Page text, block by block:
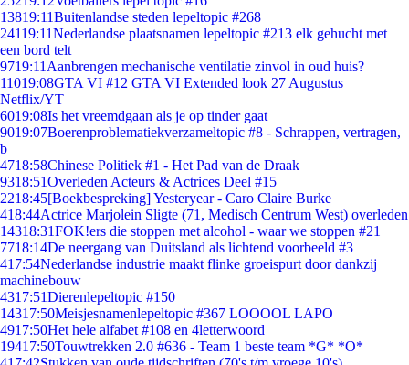
13819:11Buitenlandse steden lepeltopic #268
24119:11Nederlandse plaatsnamen lepeltopic #213 elk gehucht met
een bord telt
9719:11 Aanbrengen mechanische ventilatie zinvol in oud huis?
11019:08GTA VI #12 GTA VI Extended look 27 Augustus
Netflix/YT
6019:08Is het vreemdgaan als je op tinder gaat
9019:07Boerenproblematiekverzameltopic #8 - Schrappen, vertragen,
b
4718:58Chinese Politiek #1 - Het Pad van de Draak
9318:51Overleden Acteurs & Actrices Deel #15
2218:45[Boekbespreking] Yesteryear - Caro Claire Burke
418:44Actrice Marjolein Sligte (71, Medisch Centrum West) overleden
14318:31FOK!ers die stoppen met alcohol - waar we stoppen #21
7718:14De neergang van Duitsland als lichtend voorbeeld #3
417:54Nederlandse industrie maakt flinke groeispurt door dankzij
machinebouw
4317:51Dierenlepeltopic #150
14317:50Meisjesnamenlepeltopic #367 LOOOOL LAPO
4917:50Het hele alfabet #108 en 4letterwoord
19417:50Touwtrekken 2.0 #636 - Team 1 beste team *G* *O*